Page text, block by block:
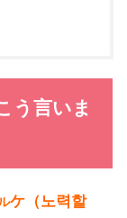
う言いま
ケ（노력할